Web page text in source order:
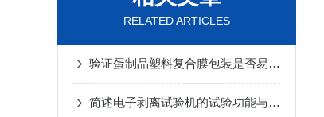
RELATED ARTICLES
验证蛋制品塑料复合膜包装是否易分层的测试方法
简述电子剥离试验机的试验功能与技术参数